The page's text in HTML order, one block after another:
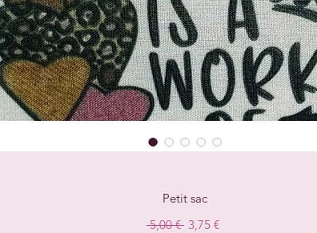
Petit sac
5,00 € Prix
3,75 €Prix